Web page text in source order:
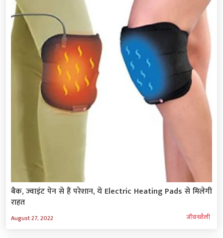
बैक, ज्वाइंट पेन से हैं परेशान, ये Electric Heating Pads से मिलेगी
राहत
August 27, 2022 जीवनशैली